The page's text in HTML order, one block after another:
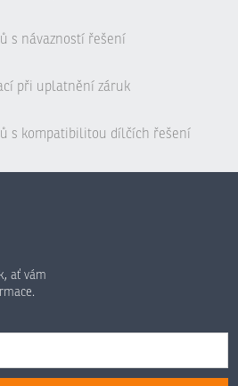
s návazností řešení
při uplatnění záruk
s kompatibilitou dílčích řešení
ať vám